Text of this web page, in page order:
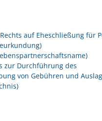
auf Eheschließung für
zur Durchführung des
von Gebühren und